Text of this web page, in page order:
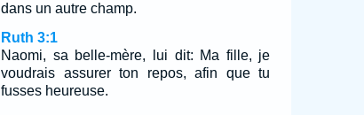
dans un autre champ.
Ruth 3:1
Naomi, sa belle-mère, lui dit: Ma fille, je
voudrais assurer ton repos, afin que tu
fusses heureuse.